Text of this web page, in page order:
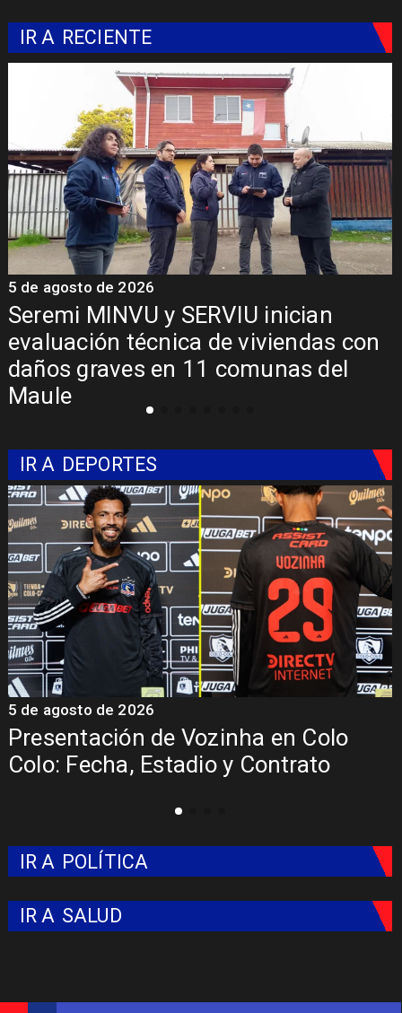
IR A RECIENTE
Seremi MINVU y SERVIU inician
evaluación técnica de viviendas con
daños graves en 11 comunas del
Maule
5 de agosto de 2026
IR A DEPORTES
Presentación de Vozinha en Colo
Colo: Fecha, Estadio y Contrato
5 de agosto de 2026
IR A POLÍTICA
IR A SALUD